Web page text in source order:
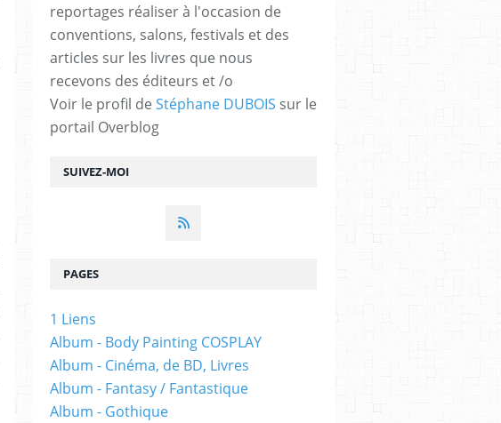
SUIVEZ-MOI
reportages réaliser à l'occasion de
conventions, salons, festivals et des
articles sur les livres que nous
recevons des éditeurs et /o
Voir le profil de Stéphane DUBOIS sur le
portail Overblog
PAGES
1 Liens
Album - Body Painting COSPLAY
Album - Cinéma, de BD, Livres
Album - Fantasy / Fantastique
Album - Gothique